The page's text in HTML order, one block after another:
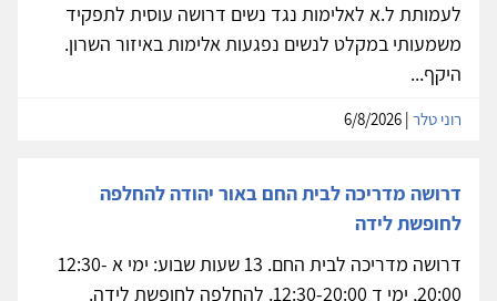
לעמותת ל.א לאלימות נגד נשים דרושה עוסית לתפקיד
משמעותי במקלט לנשים נפגעות אלימות באיזור השרון.
היקף...
רוני טלר
דרושה מדריכה לבית החם באור יהודה להחלפה
לחופשת לידה
דרושה מדריכה לבית החם. 13 שעות שבוע: ימי א 12:30-
20:00, ימי ד 12:30-20:00. להחלפה לחופשת לידה.